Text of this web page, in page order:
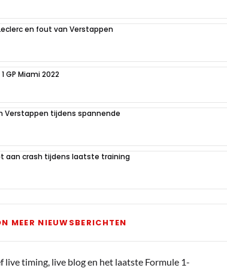
en fout van Verstappen
GP Miami 2022
Verstappen tijdens spannende
aan crash tijdens laatste training
MEER NIEUWSBERICHTEN
live timing, live blog en het laatste Formule 1-